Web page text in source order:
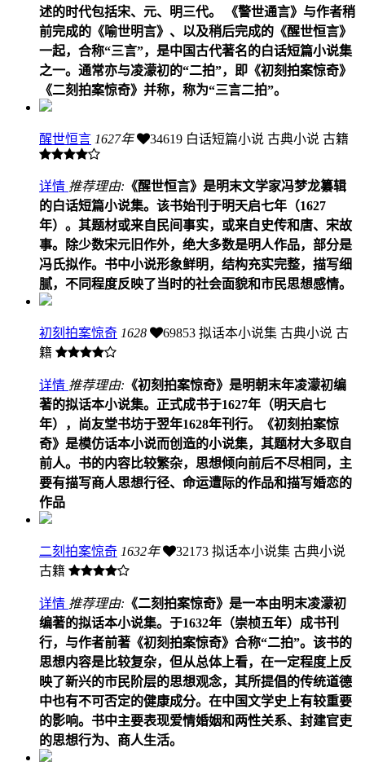
述的时代包括宋、元、明三代。 《警世通言》与作者稍
前完成的《喻世明言》、以及稍后完成的《醒世恒言》
一起，合称“三言”，是中国古代著名的白话短篇小说集
之一。通常亦与凌濛初的“二拍”，即《初刻拍案惊奇》
《二刻拍案惊奇》并称，称为“三言二拍”。
醒世恒言 1627年 34619 白话短篇小说 古典小说 古籍
详情 推荐理由: 《醒世恒言》是明末文学家冯梦龙纂辑
的白话短篇小说集。该书始刊于明天启七年（1627
年）。其题材或来自民间事实，或来自史传和唐、宋故
事。除少数宋元旧作外，绝大多数是明人作品，部分是
冯氏拟作。书中小说形象鲜明，结构充实完整，描写细
腻，不同程度反映了当时的社会面貌和市民思想感情。
初刻拍案惊奇 1628 69853 拟话本小说集 古典小说 古
籍
详情 推荐理由: 《初刻拍案惊奇》是明朝末年凌濛初编
著的拟话本小说集。正式成书于1627年（明天启七
年），尚友堂书坊于翌年1628年刊行。《初刻拍案惊
奇》是模仿话本小说而创造的小说集，其题材大多取自
前人。书的内容比较繁杂，思想倾向前后不尽相同，主
要有描写商人思想行径、命运遭际的作品和描写婚恋的
作品
二刻拍案惊奇 1632年 32173 拟话本小说集 古典小说
古籍
详情 推荐理由: 《二刻拍案惊奇》是一本由明末凌濛初
编著的拟话本小说集。于1632年（崇桢五年）成书刊
行，与作者前著《初刻拍案惊奇》合称“二拍”。该书的
思想内容是比较复杂，但从总体上看，在一定程度上反
映了新兴的市民阶层的思想观念，其所提倡的传统道德
中也有不可否定的健康成分。在中国文学史上有较重要
的影响。书中主要表现爱情婚姻和两性关系、封建官吏
的思想行为、商人生活。